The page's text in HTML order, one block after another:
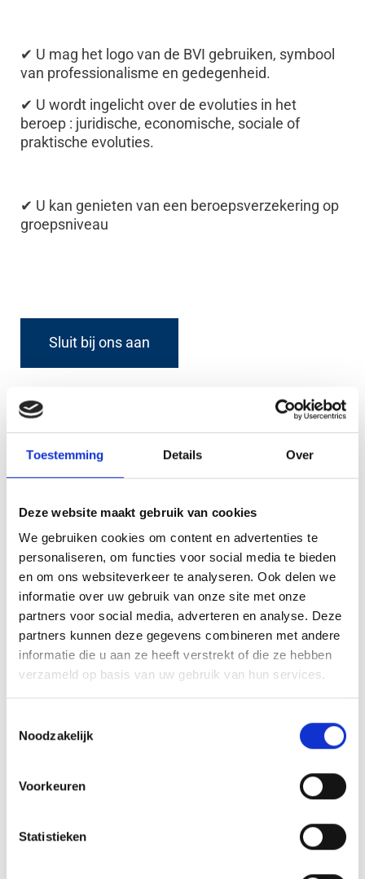
Toestemming Details Over
Deze website maakt gebruik van cookies
We gebruiken cookies om content en advertenties te
personaliseren, om functies voor social media te bieden
en om ons websiteverkeer te analyseren. Ook delen we
informatie over uw gebruik van onze site met onze
partners voor social media, adverteren en analyse. Deze
partners kunnen deze gegevens combineren met andere
informatie die u aan ze heeft verstrekt of die ze hebben
verzameld op basis van uw gebruik van hun services.
Noodzakelijk
Voorkeuren
Statistieken
✔ U mag het logo van de BVI gebruiken, symbool
van professionalisme en gedegenheid.
✔ U wordt ingelicht over de evoluties in het
beroep : juridische, economische, sociale of
praktische evoluties.
✔ U kan genieten van een beroepsverzekering op
groepsniveau
Sluit bij ons aan
Uw bedrijf kan zich niet veroorloven oneindig te
wachten op de betaling van de facturen.
Bevrijd u van die bijkomende administratieve last.
Met de hulp van een incassobureau vermijdt u een
daling van uw omzet en u ontvangt sneller wat u
gesprekspartner
Een beroep doen op een incassobedrijf laat u tijd
winnen. Professionals met know-how beheren voor
u al de stappen die gelinkt zijn met de minnelijke
inning van uw schuldvorderingen. Ze zijn efficiënt en
zijn vertrouwd met het onderhandelen met, en het
heraanmanen van debiteuren, en ze kunnen in veel
gevallen vermijden dat u langs justitie moet gaan.
De procedures voor de minnelijke
invordering beginnen met een geschreven
verderlopen met opgevoerde heraanmaningen
(telefoon, SMS, e-mail, huisbezoeken, juridische
De incassobedrijven worden meestal bezoldigd door